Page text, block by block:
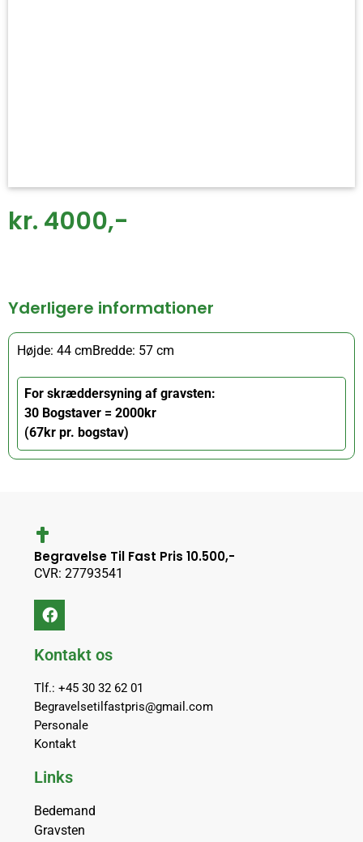
kr. 4000,-
Yderligere informationer
Højde: 44 cmBredde: 57 cm
For skræddersyning af gravsten:
30 Bogstaver = 2000kr
(67kr pr. bogstav)
Begravelse Til Fast Pris 10.500,-
CVR: 27793541
Kontakt os
Tlf.: +45 30 32 62 01
Begravelsetilfastpris@gmail.com
Personale
Kontakt
Links
Bedemand
Gravsten